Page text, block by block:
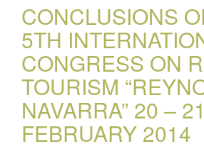
CONCLUSIONS
5TH
CONGRESS ON
TOURISM
NAVARRA” 20 – 21
FEBRUARY 2014